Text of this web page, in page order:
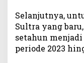
Selanjutnya,
Sultra yang
setahun
periode 2023